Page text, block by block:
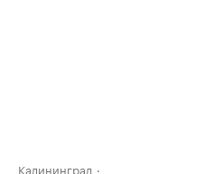
Калининград